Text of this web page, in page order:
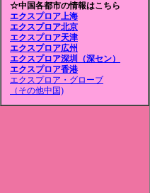
☆中国各都市の情報はこちら
エクスプロア上海
エクスプロア北京
エクスプロア天津
エクスプロア広州
エクスプロア深圳（深セン）
エクスプロア香港
エクスプロア・グローブ
（その他中国)